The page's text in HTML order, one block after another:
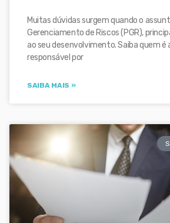
Muitas dúvidas surgem quando o
Gerenciamento de Riscos (PGR),
ao seu desenvolvimento. Saiba quem é
responsável por
SAIBA MAIS »